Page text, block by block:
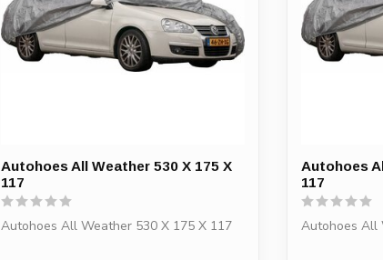
Autohoes All Weather 530 X 175 X
117
Autohoes All Weather 530 X 175 X 117
Autohoes
117
Autohoes All